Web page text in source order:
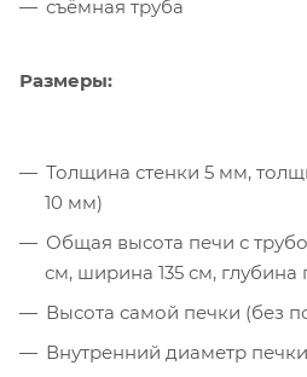
съёмная труба
Размеры:
Толщина стенки 5 мм,
10 мм)
Общая высота печи с
см, ширина 135 см, глубина
Высота самой печки (без
Внутренний диаметр